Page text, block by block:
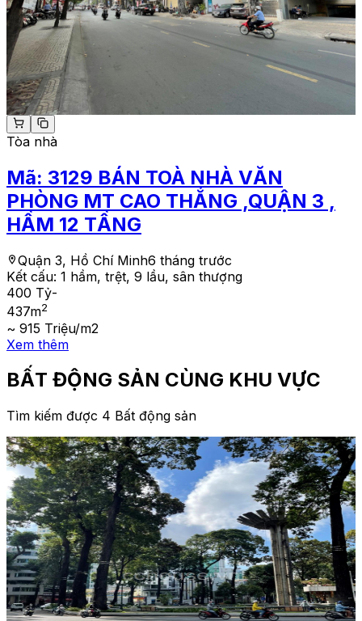
Tòa nhà
Mã: 3129 BÁN TOÀ NHÀ VĂN
PHÒNG MT CAO THẮNG ,QUẬN 3 ,
HẦM 12 TẦNG
Quận 3, Hồ Chí Minh6 tháng trước
Kết cấu: 1 hầm, trệt, 9 lầu, sân thượng
400 Tỷ-
437m2
~ 915 Triệu/m2
Xem thêm
BẤT ĐỘNG SẢN CÙNG KHU VỰC
Tìm kiếm được 4 Bất động sản